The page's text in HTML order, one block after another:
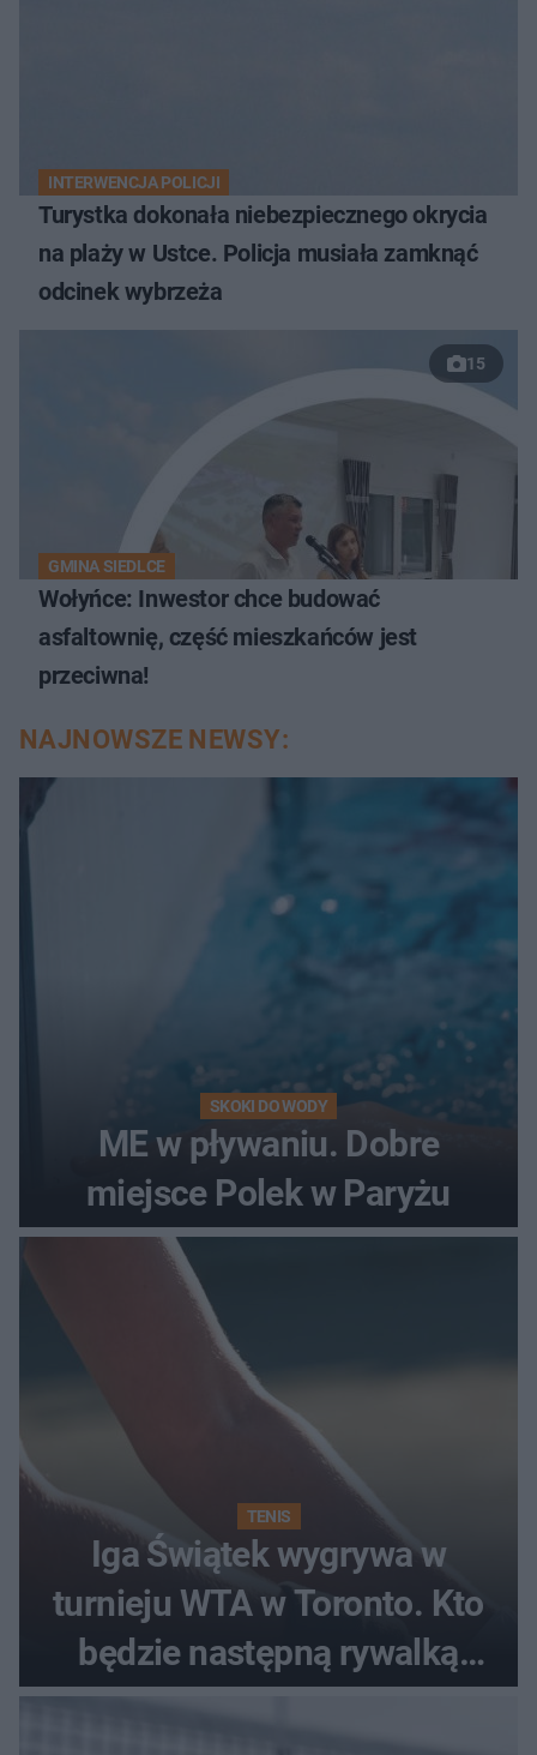
INTERWENCJA POLICJI
Turystka dokonała niebezpiecznego okrycia
na plaży w Ustce. Policja musiała zamknąć
odcinek wybrzeża
15
GMINA SIEDLCE
Wołyńce: Inwestor chce budować
asfaltownię, część mieszkańców jest
przeciwna!
NAJNOWSZE NEWSY:
SKOKI DO WODY
ME w pływaniu. Dobre
miejsce Polek w Paryżu
TENIS
Iga Świątek wygrywa w
turnieju WTA w Toronto. Kto
będzie następną rywalką
Polki?